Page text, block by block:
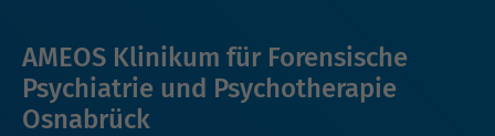
AMEOS Klinikum für Forensische
Psychiatrie und Psychotherapie
Osnabrück